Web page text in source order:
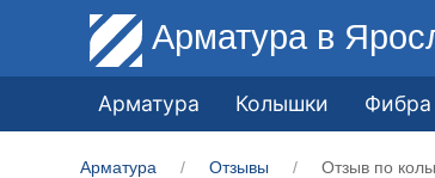
Арматура в
Арматура Колышки Фибра
Арматура Отзывы Отзыв по